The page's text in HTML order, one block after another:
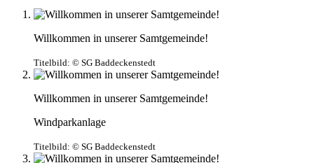
Willkommen in unserer Samtgemeinde!
Titelbild: © SG Baddeckenstedt
Willkommen in unserer Samtgemeinde!
Windparkanlage
Titelbild: © SG Baddeckenstedt